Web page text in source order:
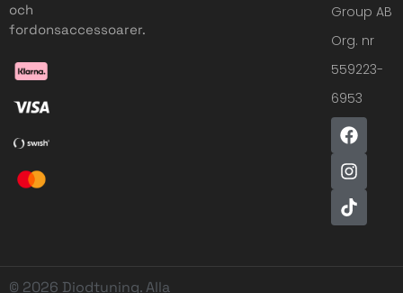
och
fordonsaccessoarer.
Group AB
Org. nr
559223-
6953
© 2026 Diodtuning. Alla